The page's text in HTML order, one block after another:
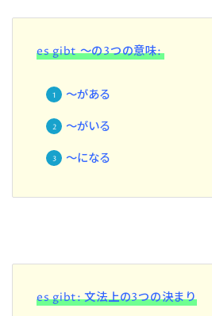
es gibt ～の3つの意味:
～がある
～がいる
～になる
es gibt: 文法上の3つの決まり